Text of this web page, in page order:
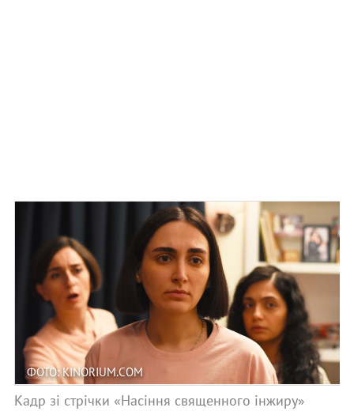
ФОТО: KINORIUM.COM
Кадр зі стрічки «Насіння священного інжиру»